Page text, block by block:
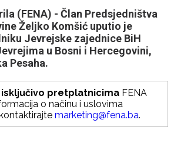
(FENA) - Član Predsjedništva
Željko Komšić uputio je
Jevrejske zajednice BiH
u Bosni i Hercegovini,
Pesaha.
isključivo pretplatnicima FENA
o načinu i uslovima
marketing@fena.ba.